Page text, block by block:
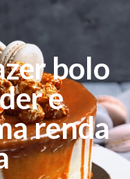
bolo
e
renda